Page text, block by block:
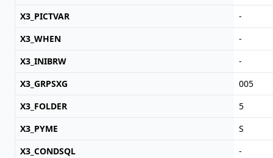
X3_PICTVAR
-
X3_WHEN
-
X3_INIBRW
-
X3_GRPSXG
005
X3_FOLDER
5
X3_PYME
S
X3_CONDSQL
-